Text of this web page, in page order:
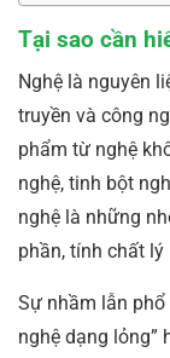
Tại sao cần
Nghệ là nguyên
truyền và công
phẩm từ nghệ
nghệ, tinh bột
nghệ là những
phần, tính chất
Sự nhầm lẫn
nghệ dạng lỏng”